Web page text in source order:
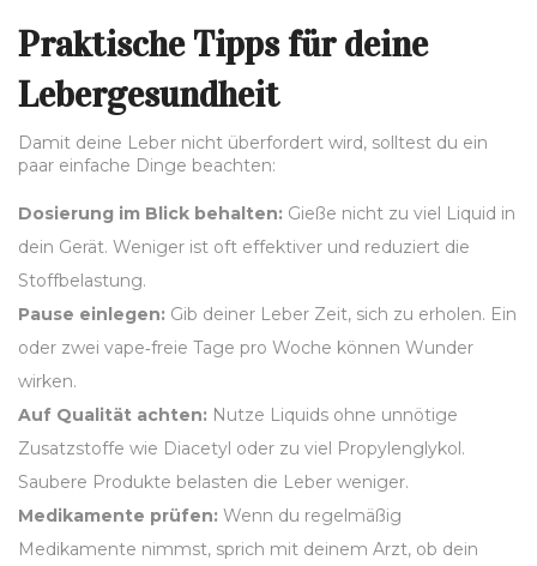
Praktische Tipps für deine
Lebergesundheit
Damit deine Leber nicht überfordert wird, solltest du ein
paar einfache Dinge beachten:
Dosierung im Blick behalten: Gieße nicht zu viel Liquid in
dein Gerät. Weniger ist oft effektiver und reduziert die
Stoffbelastung.
Pause einlegen: Gib deiner Leber Zeit, sich zu erholen. Ein
oder zwei vape‑freie Tage pro Woche können Wunder
wirken.
Auf Qualität achten: Nutze Liquids ohne unnötige
Zusatzstoffe wie Diacetyl oder zu viel Propylenglykol.
Saubere Produkte belasten die Leber weniger.
Medikamente prüfen: Wenn du regelmäßig
Medikamente nimmst, sprich mit deinem Arzt, ob dein